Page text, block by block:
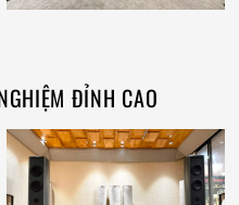
ĐỈNH CAO